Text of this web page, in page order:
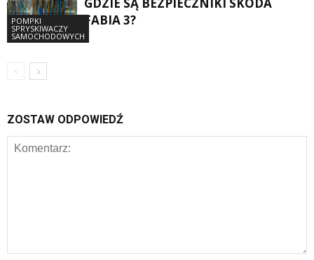
POMPKI
SPRYSKIWACZY
SAMOCHODOWYCH
FABIA 3?
ZOSTAW ODPOWIEDŹ